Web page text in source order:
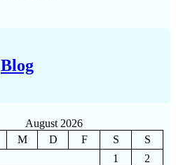
Blog
August 2026
M D F S
S
1
2